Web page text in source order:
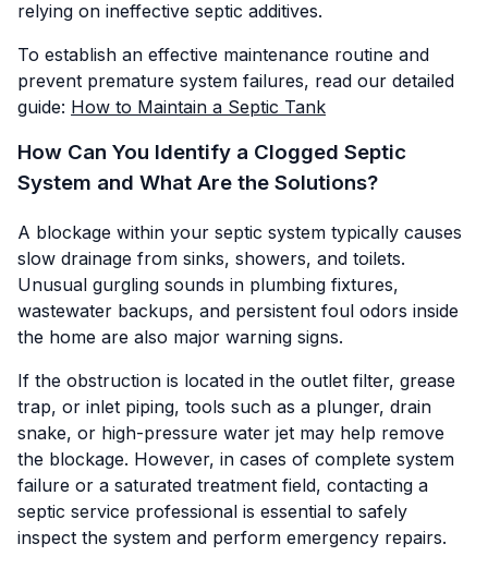
relying on ineffective septic additives.
To establish an effective maintenance routine and
prevent premature system failures, read our detailed
guide: How to Maintain a Septic Tank
How Can You Identify a Clogged Septic
System and What Are the Solutions?
A blockage within your septic system typically causes
slow drainage from sinks, showers, and toilets.
Unusual gurgling sounds in plumbing fixtures,
wastewater backups, and persistent foul odors inside
the home are also major warning signs.
If the obstruction is located in the outlet filter, grease
trap, or inlet piping, tools such as a plunger, drain
snake, or high-pressure water jet may help remove
the blockage. However, in cases of complete system
failure or a saturated treatment field, contacting a
septic service professional is essential to safely
inspect the system and perform emergency repairs.